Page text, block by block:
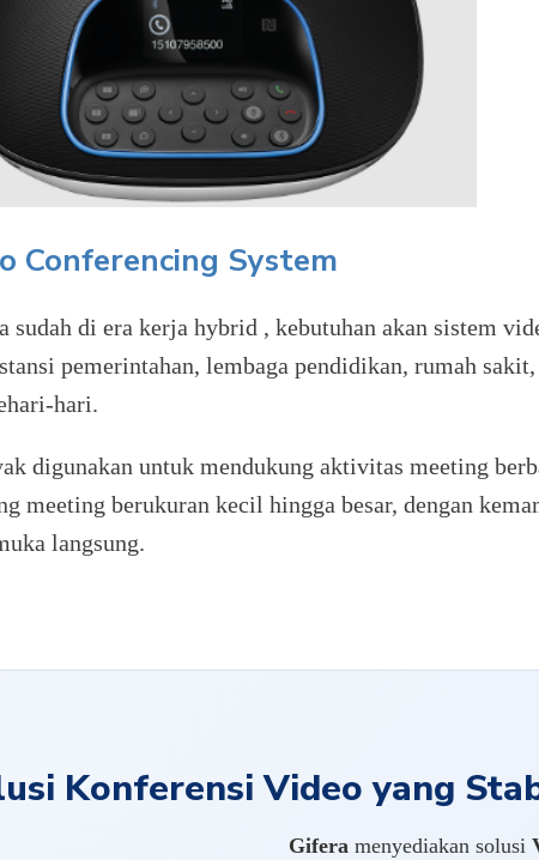
Conferencing System
sudah di era kerja hybrid , kebutuhan akan sistem
pemerintahan, lembaga pendidikan, rumah
hari.
digunakan untuk mendukung aktivitas meeting
meeting berukuran kecil hingga besar, dengan
langsung.
Konferensi Video yang
Gifera menyediakan solusi